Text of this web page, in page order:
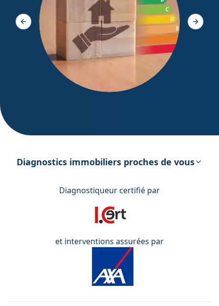
énergétique
Slide précédente Slide
Diagnostics immobiliers proches de vous
Diagnostiqueur certifié par
et interventions assurées par